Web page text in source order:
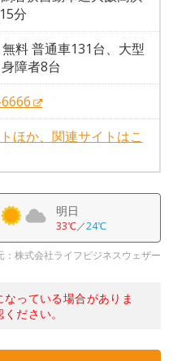
分
料 普通車131台、大型
障者8台
ほか、関連サイトはこ
明日
33℃／24℃
：株式会社ライフビジネスウェザー
っている場合がありま
ださい。